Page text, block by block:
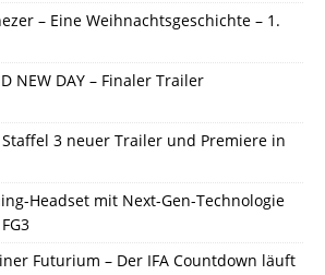
– Eine Weihnachtsgeschichte – 1.
NEW DAY – Finaler Trailer
Staffel 3 neuer Trailer und Premiere in
Headset mit Next-Gen-Technologie
Futurium – Der IFA Countdown läuft